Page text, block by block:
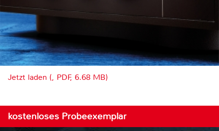
Jetzt laden (, PDF, 6.68 MB)
kostenloses Probeexemplar